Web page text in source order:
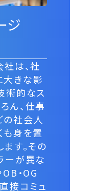
ジ
社は、社
大きな影
術的なス
ん、仕事
の社会人
も身を置
す。その
ーが異な
・OG
接コミュ